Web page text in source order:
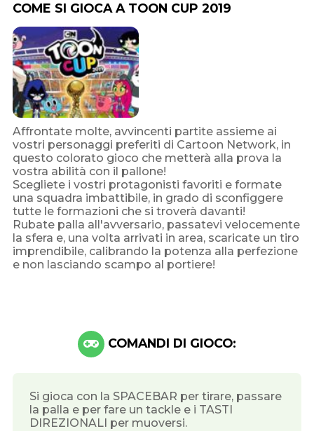
COME SI GIOCA A TOON CUP 2019
Affrontate molte, avvincenti partite assieme ai
vostri personaggi preferiti di Cartoon Network, in
questo colorato gioco che metterà alla prova la
vostra abilità con il pallone!
Scegliete i vostri protagonisti favoriti e formate
una squadra imbattibile, in grado di sconfiggere
tutte le formazioni che si troverà davanti!
Rubate palla all'avversario, passatevi velocemente
la sfera e, una volta arrivati in area, scaricate un tiro
imprendibile, calibrando la potenza alla perfezione
e non lasciando scampo al portiere!
COMANDI DI GIOCO:
Si gioca con la SPACEBAR per tirare, passare
la palla e per fare un tackle e i TASTI
DIREZIONALI per muoversi.